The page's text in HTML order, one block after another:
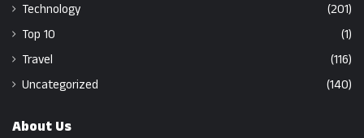
Technology
(201)
Top 10
(1)
Travel
(116)
Uncategorized
(140)
About Us